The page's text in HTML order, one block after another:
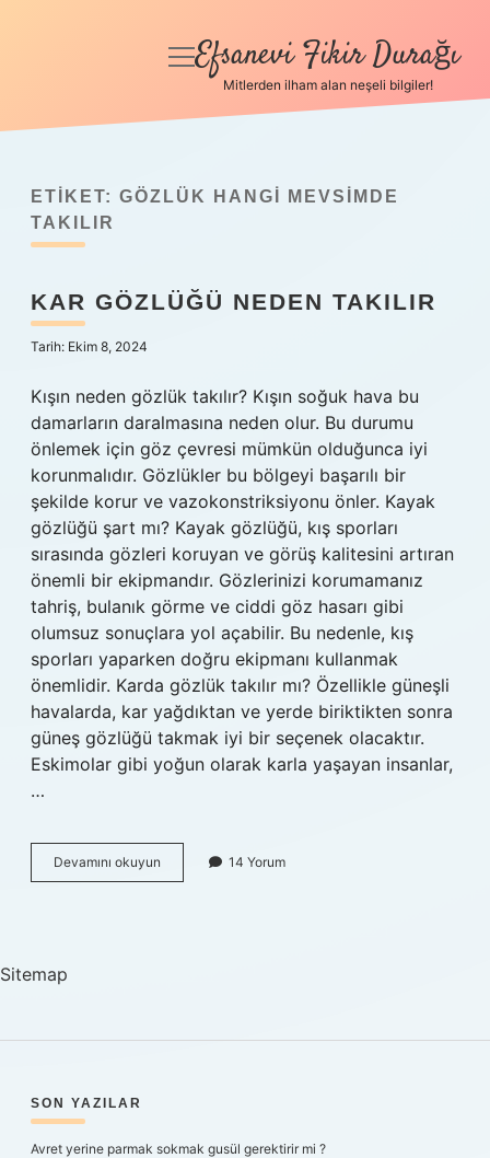
Anasayfa
Yasal Uyarı
menüyü
Efsanevi Fikir Durağı
Mitlerden ilham alan neşeli bilgiler!
ETIKET: GÖZLÜK HANGI MEVSIMDE
TAKILIR
KAR GÖZLÜĞÜ NEDEN TAKILIR
Tarih: Ekim 8, 2024
Kışın neden gözlük takılır? Kışın soğuk hava bu
damarların daralmasına neden olur. Bu durumu
önlemek için göz çevresi mümkün olduğunca iyi
korunmalıdır. Gözlükler bu bölgeyi başarılı bir
şekilde korur ve vazokonstriksiyonu önler. Kayak
gözlüğü şart mı? Kayak gözlüğü, kış sporları
sırasında gözleri koruyan ve görüş kalitesini artıran
önemli bir ekipmandır. Gözlerinizi korumamanız
tahriş, bulanık görme ve ciddi göz hasarı gibi
olumsuz sonuçlara yol açabilir. Bu nedenle, kış
sporları yaparken doğru ekipmanı kullanmak
önemlidir. Karda gözlük takılır mı? Özellikle güneşli
havalarda, kar yağdıktan ve yerde biriktikten sonra
güneş gözlüğü takmak iyi bir seçenek olacaktır.
Eskimolar gibi yoğun olarak karla yaşayan insanlar,
…
Devamını okuyun
Gözlüğü
14 Yorum
Sitemap
SIDEBAR
SON YAZILAR
Avret yerine parmak sokmak gusül gerektirir mi ?